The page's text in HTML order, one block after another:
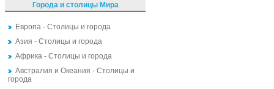
Города и столицы Мира
Европа - Столицы и города
Азия - Столицы и города
Африка - Столицы и города
Австралия и Океания - Столицы и
города